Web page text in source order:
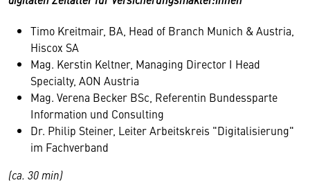
Timo Kreitmair, BA, Head of Branch Munich & Austria,
Hiscox SA
Mag. Kerstin Keltner, Managing Director I Head
Specialty, AON Austria
Mag. Verena Becker BSc, Referentin Bundessparte
Information und Consulting
Dr. Philip Steiner, Leiter Arbeitskreis "Digitalisierung"
im Fachverband
(ca. 30 min)